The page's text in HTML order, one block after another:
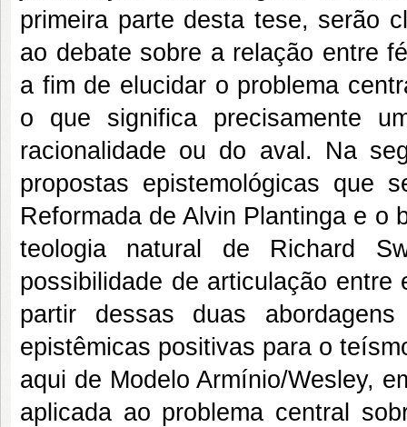
primeira parte desta tese, serão
ao debate sobre a relação entre
a fim de elucidar o problema
o que significa precisamente
racionalidade ou do aval. Na
propostas epistemológicas que
Reformada de Alvin Plantinga e o
teologia natural de Richard
possibilidade de articulação
partir dessas duas
epistêmicas positivas para o
aqui de Modelo Armínio/Wesley,
aplicada ao problema central